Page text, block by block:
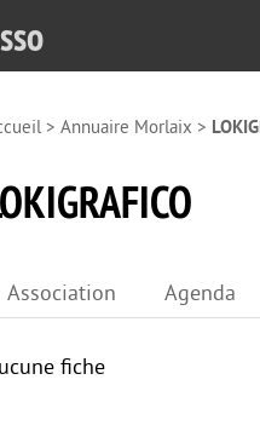
> Annuaire Morlaix >
Association Agenda
fiche